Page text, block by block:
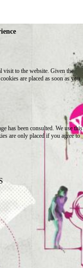
visit to the website. Given the
are placed as soon as you
has been consulted. We use this
are only placed if you agree to